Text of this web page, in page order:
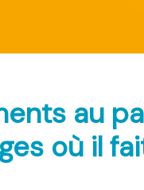
au
où il